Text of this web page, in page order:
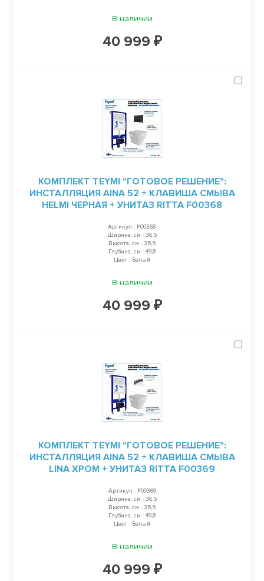
В наличии
40 999 ₽
КОМПЛЕКТ TEYMI "ГОТОВОЕ РЕШЕНИЕ":
ИНСТАЛЛЯЦИЯ AINA 52 + КЛАВИША СМЫВА
HELMI ЧЕРНАЯ + УНИТАЗ RITTA F00368
Артикул : F00368
Ширина, см : 36,5
Высота, см : 35,5
Глубина, см : 49,8
Цвет : Белый
В наличии
40 999 ₽
КОМПЛЕКТ TEYMI "ГОТОВОЕ РЕШЕНИЕ":
ИНСТАЛЛЯЦИЯ AINA 52 + КЛАВИША СМЫВА
LINA ХРОМ + УНИТАЗ RITTA F00369
Артикул : F00369
Ширина, см : 36,5
Высота, см : 35,5
Глубина, см : 49,8
Цвет : Белый
В наличии
40 999 ₽